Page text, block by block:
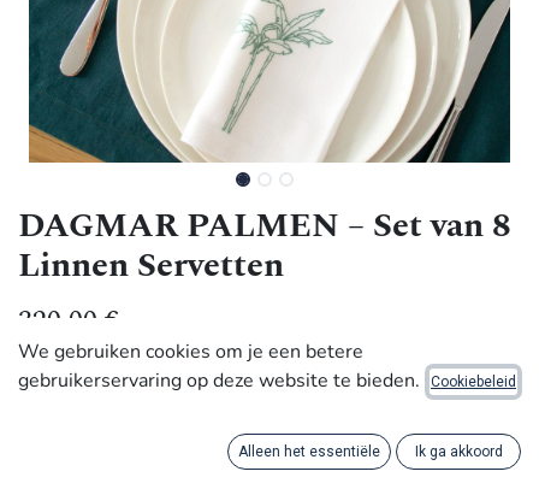
DAGMAR PALMEN – Set van 8
Linnen Servetten
320,00€
Met de hand gemaakt door ambachtslieden in Africa
Deze acht linnen servetten zijn met de hand geborduurd
met een verfijnde palmboom uit onze collectie “Jardin de
We gebruiken cookies om je een betere
gebruikerservaring op deze website te bieden.
Cookiebeleid
Alleen het essentiële Ik ga akkoord